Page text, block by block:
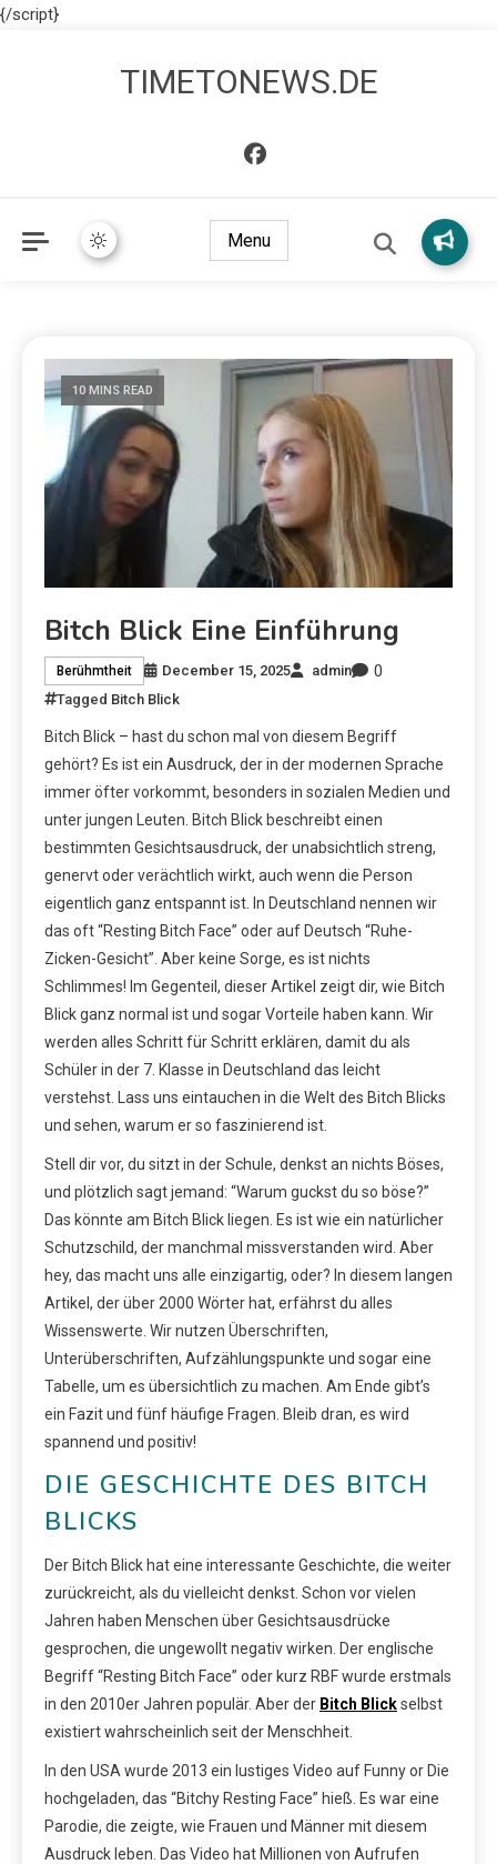
{/script}
TIMETONEWS.DE
Menu
10 MINS READ
Bitch Blick Eine Einführung
Berühmtheit December 15, 2025 admin 0
Tagged Bitch Blick
Bitch Blick – hast du schon mal von diesem Begriff
gehört? Es ist ein Ausdruck, der in der modernen Sprache
immer öfter vorkommt, besonders in sozialen Medien und
unter jungen Leuten. Bitch Blick beschreibt einen
bestimmten Gesichtsausdruck, der unabsichtlich streng,
genervt oder verächtlich wirkt, auch wenn die Person
eigentlich ganz entspannt ist. In Deutschland nennen wir
das oft “Resting Bitch Face” oder auf Deutsch “Ruhe-
Zicken-Gesicht”. Aber keine Sorge, es ist nichts
Schlimmes! Im Gegenteil, dieser Artikel zeigt dir, wie Bitch
Blick ganz normal ist und sogar Vorteile haben kann. Wir
werden alles Schritt für Schritt erklären, damit du als
Schüler in der 7. Klasse in Deutschland das leicht
verstehst. Lass uns eintauchen in die Welt des Bitch Blicks
und sehen, warum er so faszinierend ist.
Stell dir vor, du sitzt in der Schule, denkst an nichts Böses,
und plötzlich sagt jemand: “Warum guckst du so böse?”
Das könnte am Bitch Blick liegen. Es ist wie ein natürlicher
Schutzschild, der manchmal missverstanden wird. Aber
hey, das macht uns alle einzigartig, oder? In diesem langen
Artikel, der über 2000 Wörter hat, erfährst du alles
Wissenswerte. Wir nutzen Überschriften,
Unterüberschriften, Aufzählungspunkte und sogar eine
Tabelle, um es übersichtlich zu machen. Am Ende gibt’s
ein Fazit und fünf häufige Fragen. Bleib dran, es wird
spannend und positiv!
DIE GESCHICHTE DES BITCH
BLICKS
Der Bitch Blick hat eine interessante Geschichte, die weiter
zurückreicht, als du vielleicht denkst. Schon vor vielen
Jahren haben Menschen über Gesichtsausdrücke
gesprochen, die ungewollt negativ wirken. Der englische
Begriff “Resting Bitch Face” oder kurz RBF wurde erstmals
in den 2010er Jahren populär. Aber der Bitch Blickselbst
existiert wahrscheinlich seit der Menschheit.
In den USA wurde 2013 ein lustiges Video auf Funny or Die
hochgeladen, das “Bitchy Resting Face” hieß. Es war eine
Parodie, die zeigte, wie Frauen und Männer mit diesem
Ausdruck leben. Das Video hat Millionen von Aufrufen